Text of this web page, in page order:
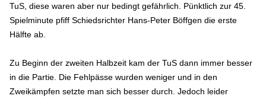
TuS, diese waren aber nur bedingt gefährlich. Pünktlich zur 45.
Spielminute pfiff Schiedsrichter Hans-Peter Böffgen die erste
Hälfte ab.
Zu Beginn der zweiten Halbzeit kam der TuS dann immer besser
in die Partie. Die Fehlpässe wurden weniger und in den
Zweikämpfen setzte man sich besser durch. Jedoch leider